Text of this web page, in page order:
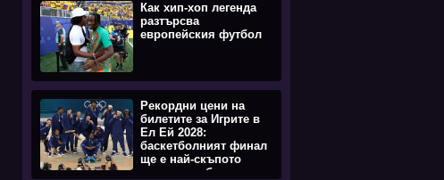
Как хип-хоп легенда
разтърсва
европейския футбол
Рекордни цени на
билетите за Игрите в
Ел Ей 2028:
баскетболният финал
ще е най-скъпото
спортно събитие